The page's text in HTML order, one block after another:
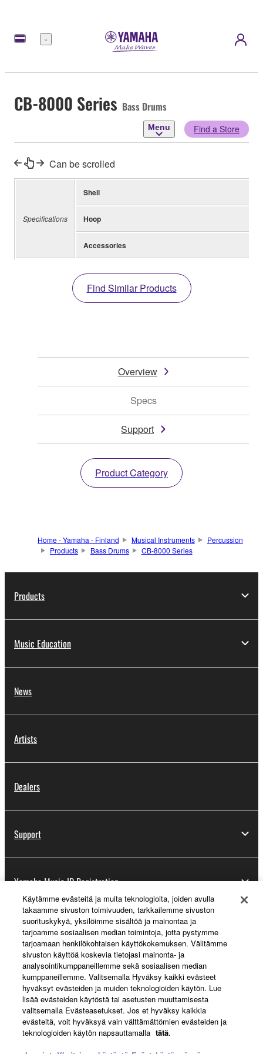
Menu
CB-8000 Series Bass Drums
Menu Find a Store
Can be scrolled
Specifications
Shell
Hoop
Accessories
Find Similar Products
Overview
Specs
Support
Product Category
Home - Yamaha - Finland Musical Instruments
Percussion
Products
Bass Drums CB-8000 Series
Products
Music Education
News
Artists
Dealers
Support
Yamaha Music ID Registration
About Yamaha
Suomi - English
Business
Käytämme evästeitä ja muita teknologioita, joiden avulla
takaamme sivuston toimivuuden, tarkkailemme sivuston
suorituskykyä, yksilöimme sisältöä ja mainontaa ja
tarjoamme sosiaalisen median toimintoja, jotta pystymme
tarjoamaan henkilökohtaisen käyttökokemuksen. Välitämme
sivuston käyttöä koskevia tietojasi mainonta- ja
analysointikumppaneillemme sekä sosiaalisen median
kumppaneillemme. Valitsemalla Hyväksy kaikki evästeet
hyväksyt evästeiden ja muiden teknologioiden käytön. Lue
lisää evästeiden käytöstä tai asetusten muuttamisesta
valitsemalla Evästeasetukset. Jos et hyväksy kaikkia
evästeitä, voit hyväksyä vain välttämättömien evästeiden ja
teknologioiden käytön napsauttamalla tätä.